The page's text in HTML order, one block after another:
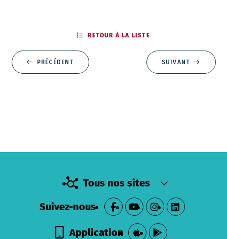
PRÉCÉDENT
RETOUR À LA LISTE
SUIVANT
Tous nos sites
Suivez-nous
Application